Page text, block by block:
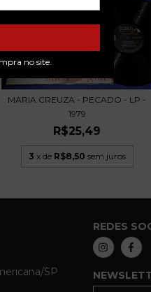
no site.
MARIA CREUZA - PECADO - LP -
1979
R$25,49
3 x de R$8,50 sem juros
SP
REDES